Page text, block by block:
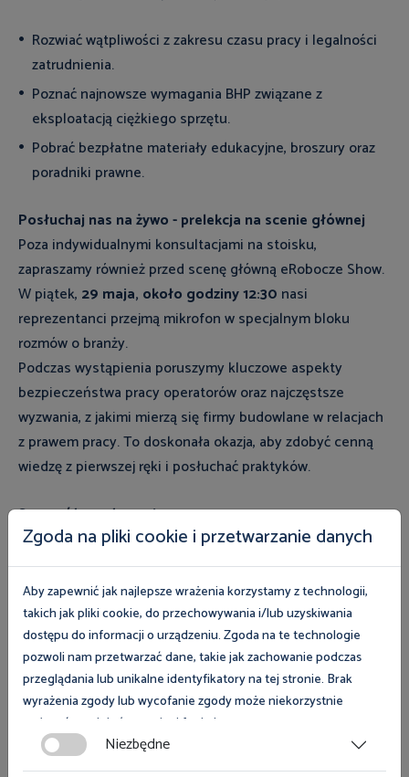
Rozwiać wątpliwości z zakresu czasu pracy i legalności
zatrudnienia.
Poznać najnowsze wymagania BHP związane z
eksploatacją ciężkiego sprzętu.
Pobrać bezpłatne materiały edukacyjne, broszury oraz
poradniki prawne.
Posłuchaj nas na żywo - prelekcja na scenie głównej
Poza indywidualnymi konsultacjami na stoisku,
zapraszamy również przed scenę główną eRobocze Show.
W piątek, 29 maja, około godziny 12:30 nasi
reprezentanci przejmą mikrofon w specjalnym bloku
rozmów o branży.
Podczas wystąpienia poruszymy kluczowe aspekty
bezpieczeństwa pracy operatorów oraz najczęstsze
wyzwania, z jakimi mierzą się firmy budowlane w relacjach
z prawem pracy. To doskonała okazja, aby zdobyć cenną
wiedzę z pierwszej ręki i posłuchać praktyków.
Szczegóły wydarzenia:
Miejsce: Lubień Kujawski, ul. Słoneczna
Data: 29-30 maja 2026 r. (piątek i sobota)
Godziny otwarcia: 9:00 - 17:00
Wstęp na targi: Bezpłatny
Do zobaczenia na miejscu! Zadbaj o bezpieczeństwo i
stabilność swojej firmy razem z Państwową Inspekcją
Pracy.
Zgoda na pliki cookie i przetwarzanie danych
Aby zapewnić jak najlepsze wrażenia korzystamy z technologii,
takich jak pliki cookie, do przechowywania i/lub uzyskiwania
dostępu do informacji o urządzeniu. Zgoda na te technologie
pozwoli nam przetwarzać dane, takie jak zachowanie podczas
przeglądania lub unikalne identyfikatory na tej stronie. Brak
wyrażenia zgody lub wycofanie zgody może niekorzystnie
wpłynąć na niektóre cechy i funkcje.
Zgoda na pliki cookies jest dobrowolna i można ją wycofać lub
Niezbędne